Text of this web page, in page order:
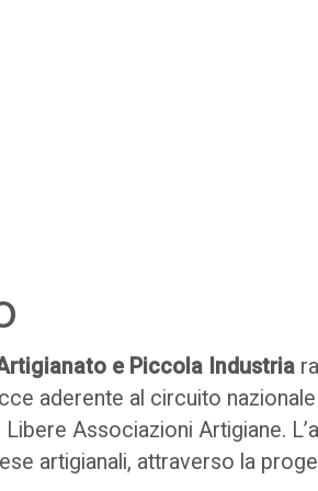
e Piccola Industria
aderente al circuito
Associazioni Artigiane.
artigianali, attraverso la